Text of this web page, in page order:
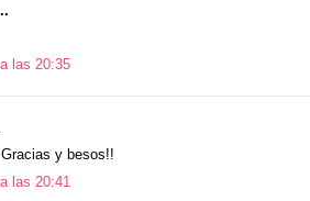
las 20:35
y besos!!
las 20:41